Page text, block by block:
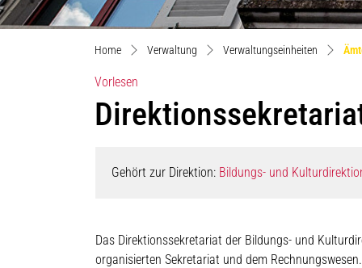
Home Verwaltung Verwaltungseinheiten
Vorlesen
Gehört zur Direktion: Bildungs- und
Das Direktionssekretariat der Bildungs- und
organisierten Sekretariat und dem